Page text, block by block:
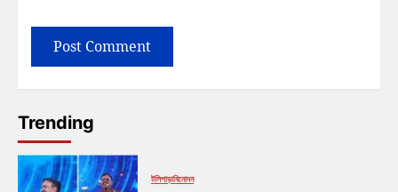
Trending
টলিপাড়াবিনোদন